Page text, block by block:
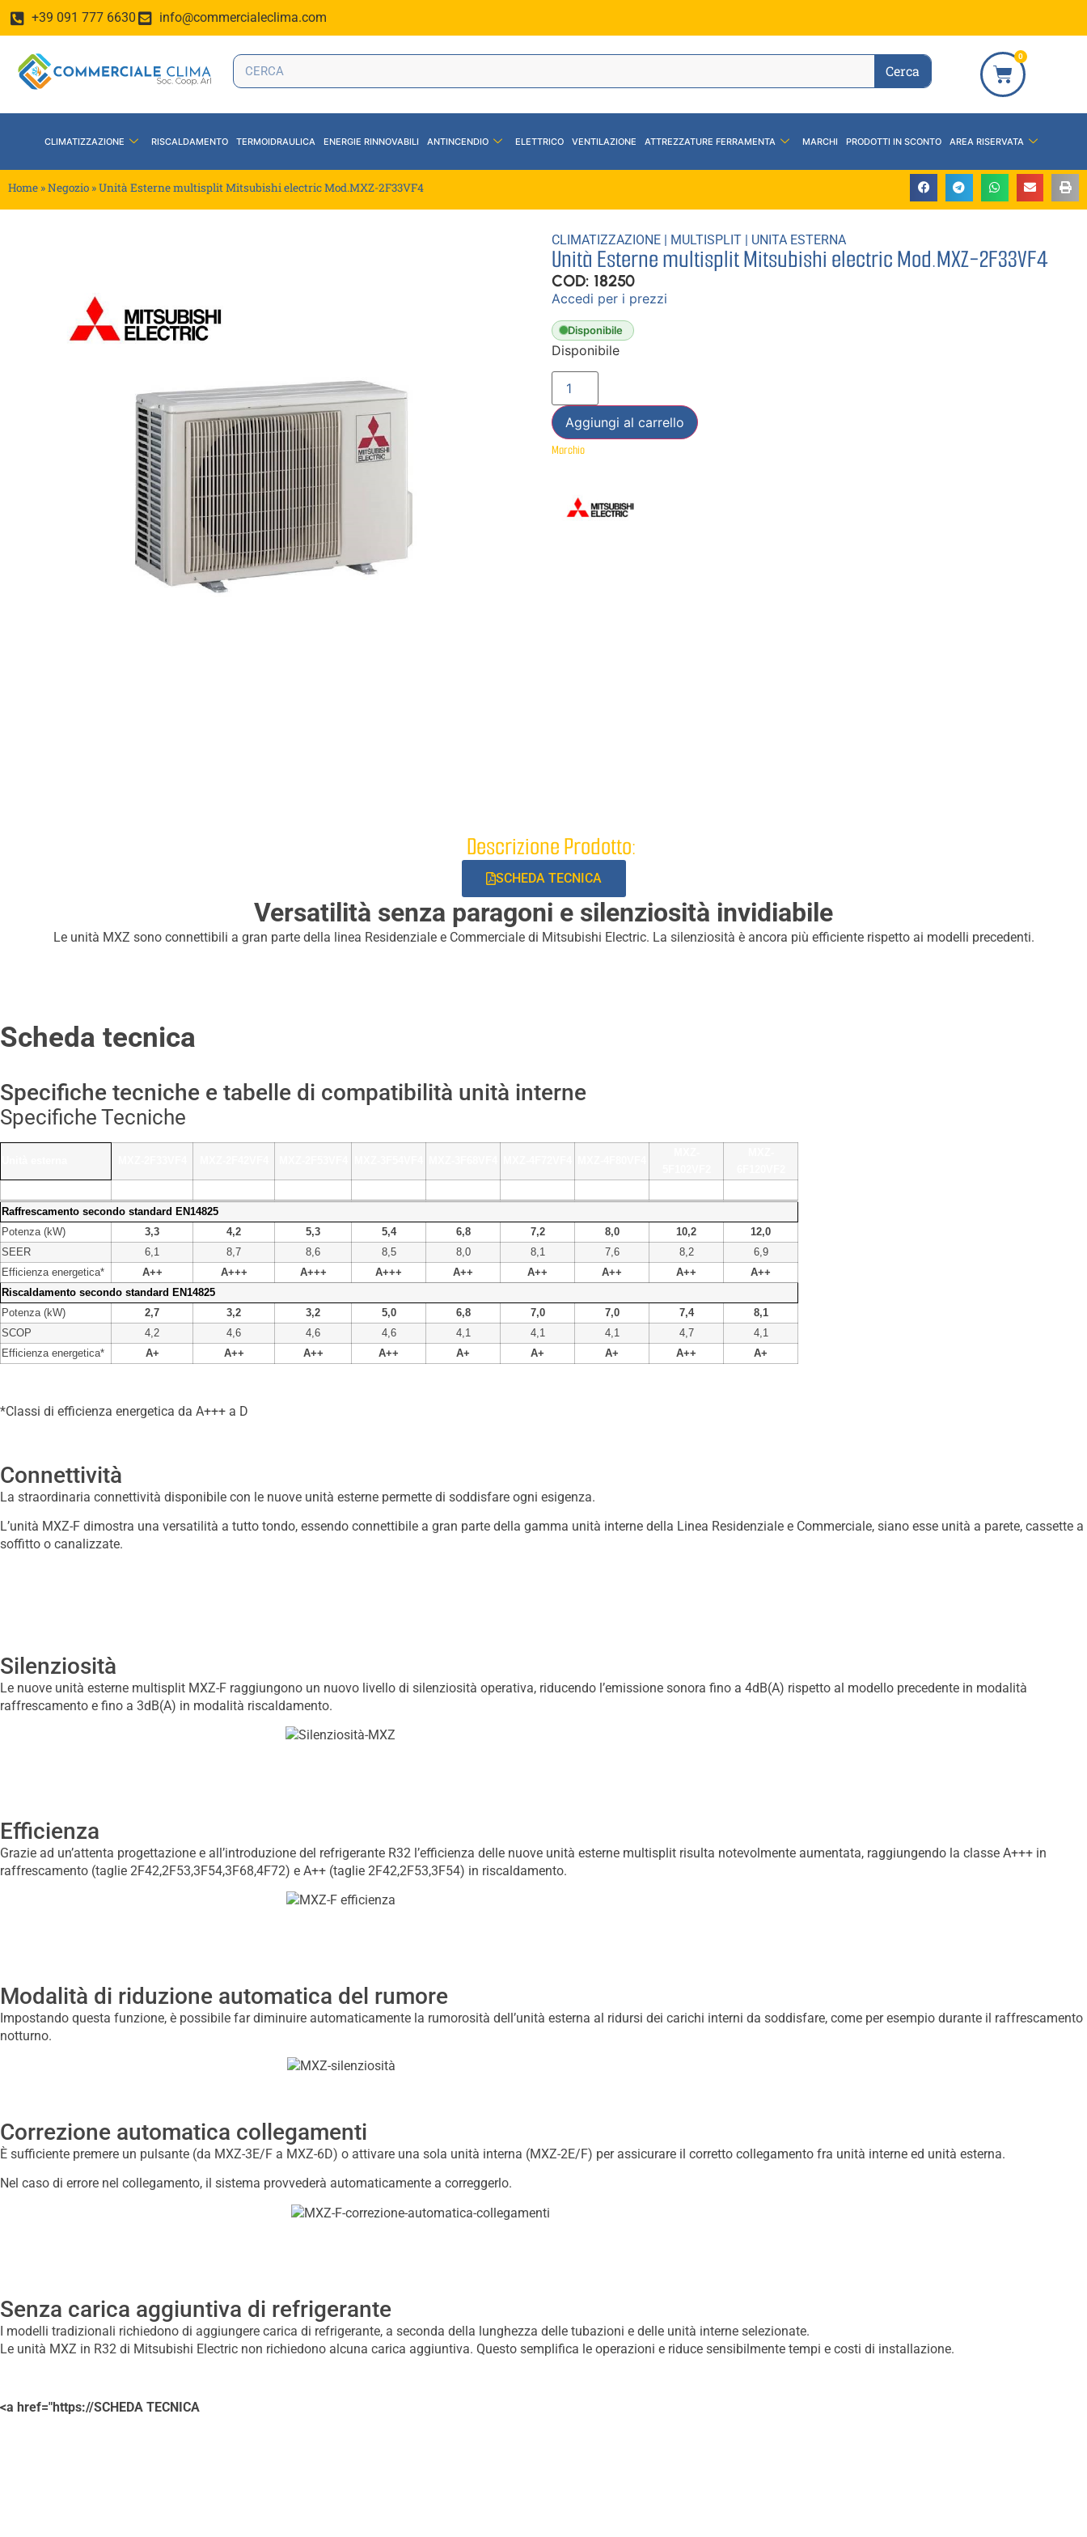
+39 091 777 6630 info@commercialeclima.com
Cerca
0
CLIMATIZZAZIONE RISCALDAMENTO TERMOIDRAULICA ENERGIE RINNOVABILI ANTINCENDIO ELETTRICO VENTILAZIONE ATTREZZATURE FERRAMENTA MARCHI PRODOTTI IN SCONTO AREA RISERVATA
Home »Negozio »Unità Esterne multisplit Mitsubishi electric Mod.MXZ-2F33VF4
CLIMATIZZAZIONE | MULTISPLIT | UNITA ESTERNA
Unità Esterne multisplit Mitsubishi electric Mod.MXZ-2F33VF4
COD: 18250
Accedi per i prezzi
Disponibile
Disponibile
Aggiungi al carrello
Marchio
Descrizione Prodotto:
SCHEDA TECNICA
Versatilità senza paragoni e silenziosità invidiabile
Le unità MXZ sono connettibili a gran parte della linea Residenziale e Commerciale di Mitsubishi Electric. La silenziosità è ancora più efficiente rispetto ai modelli precedenti.
Scheda tecnica
Specifiche tecniche e tabelle di compatibilità unità interne
Specifiche Tecniche
Raffrescamento secondo standard EN14825
Potenza (kW)
3,3 4,2 5,3 5,4 6,8 7,2 8,0 10,2
12,0
SEER
6,1 8,7 8,6 8,5 8,0 8,1 7,6 8,2
6,9
Efficienza energetica*
A++ A+++ A+++ A+++ A++ A++ A++ A++
A++
Riscaldamento secondo standard EN14825
Potenza (kW)
2,7 3,2 3,2 5,0 6,8 7,0 7,0 7,4
8,1
SCOP
4,2 4,6 4,6 4,6 4,1 4,1 4,1 4,7
4,1
Efficienza energetica*
A+ A++ A++ A++ A+ A+ A+ A++ A+
*Classi di efficienza energetica da A+++ a D
Connettività
La straordinaria connettività disponibile con le nuove unità esterne permette di soddisfare ogni esigenza.
L’unità MXZ-F dimostra una versatilità a tutto tondo, essendo connettibile a gran parte della gamma unità interne della Linea Residenziale e Commerciale, siano esse unità a parete, cassette a
soffitto o canalizzate.
Silenziosità
Le nuove unità esterne multisplit MXZ-F raggiungono un nuovo livello di silenziosità operativa, riducendo l’emissione sonora fino a 4dB(A) rispetto al modello precedente in modalità
raffrescamento e fino a 3dB(A) in modalità riscaldamento.
Efficienza
Grazie ad un’attenta progettazione e all’introduzione del refrigerante R32 l’efficienza delle nuove unità esterne multisplit risulta notevolmente aumentata, raggiungendo la classe A+++ in
raffrescamento (taglie 2F42,2F53,3F54,3F68,4F72) e A++ (taglie 2F42,2F53,3F54) in riscaldamento.
Modalità di riduzione automatica del rumore
Impostando questa funzione, è possibile far diminuire automaticamente la rumorosità dell’unità esterna al ridursi dei carichi interni da soddisfare, come per esempio durante il raffrescamento
notturno.
Correzione automatica collegamenti
È sufficiente premere un pulsante (da MXZ-3E/F a MXZ-6D) o attivare una sola unità interna (MXZ-2E/F) per assicurare il corretto collegamento fra unità interne ed unità esterna.
Nel caso di errore nel collegamento, il sistema provvederà automaticamente a correggerlo.
Senza carica aggiuntiva di refrigerante
I modelli tradizionali richiedono di aggiungere carica di refrigerante, a seconda della lunghezza delle tubazioni e delle unità interne selezionate.
Le unità MXZ in R32 di Mitsubishi Electric non richiedono alcuna carica aggiuntiva. Questo semplifica le operazioni e riduce sensibilmente tempi e costi di installazione.
<a href="https://SCHEDA TECNICA